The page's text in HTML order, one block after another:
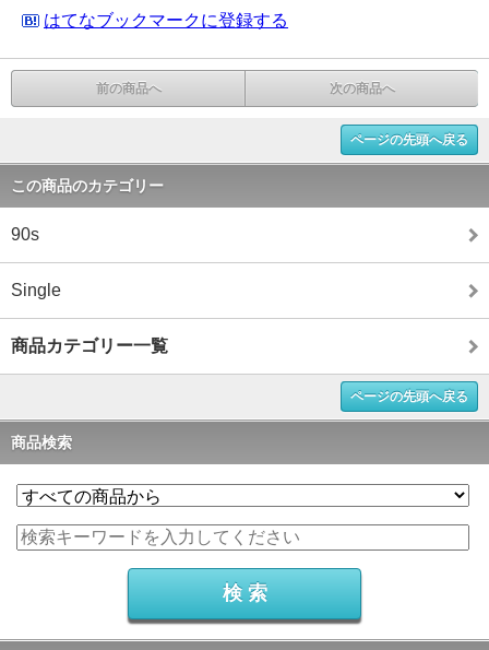
はてなブックマークに登録する
前の商品へ 次の商品へ
ページの先頭へ戻る
この商品のカテゴリー
90s
Single
商品カテゴリー一覧
ページの先頭へ戻る
商品検索